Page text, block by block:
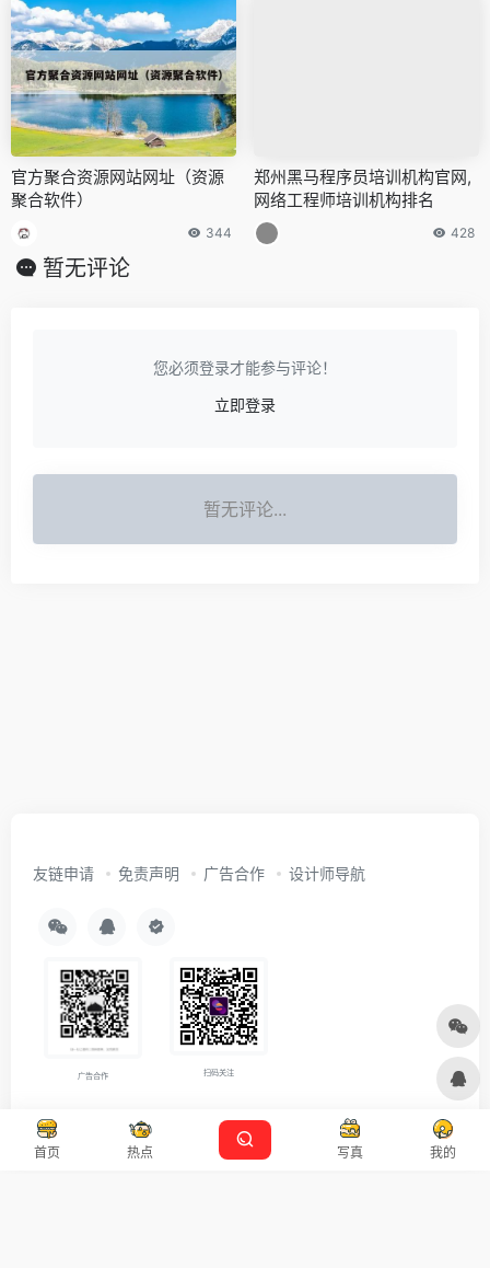
官方聚合资源网站网址（资源
聚合软件）
344
郑州黑马程序员培训机构官网,
网络工程师培训机构排名
428
暂无评论
您必须登录才能参与评论！
立即登录
暂无评论...
首页 热点 写真 我的
友链申请 免责声明 广告合作 设计师导航
广告合作 扫码关注
Copyright © 2026沪ICP备2021007899号-5 Designed by 设计资源